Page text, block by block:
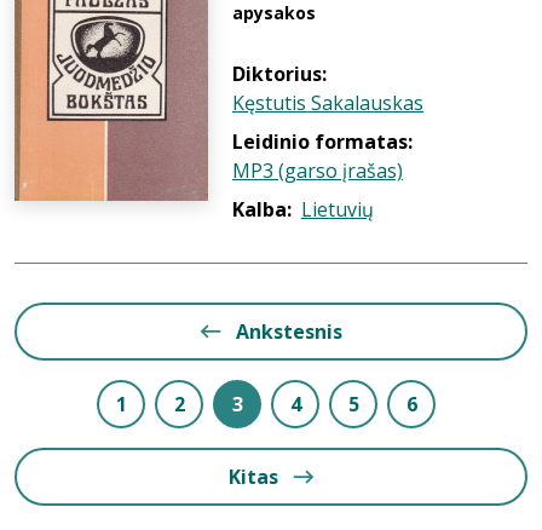
apysakos
Diktorius:
Kęstutis Sakalauskas
Leidinio formatas:
MP3 (garso įrašas)
Kalba: Lietuvių
Ankstesnis
1 2 3 4 5 6
Kitas